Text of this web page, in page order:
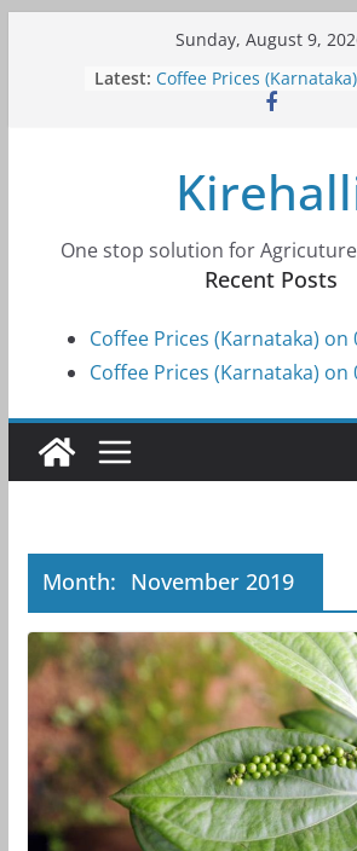
Sunday, August 9,
Latest: Coffee Prices
Coffee Prices
2026
2026
Coffee Prices
One stop solution for
Recent Posts
Coffee Prices (Karnataka) on
Coffee Prices (Karnataka) on
Month: November 2019